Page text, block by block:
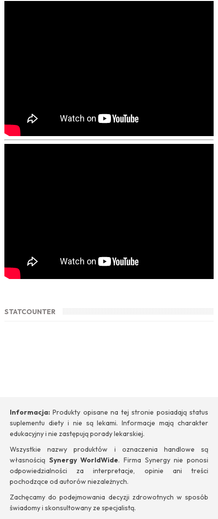
STATCOUNTER
Informacja: Produkty opisane na tej stronie posiadają status
suplementu diety i nie są lekami. Informacje mają charakter
edukacyjny i nie zastępują porady lekarskiej.
Wszystkie nazwy produktów i oznaczenia handlowe są
własnością Synergy WorldWide. Firma Synergy nie ponosi
odpowiedzialności za interpretacje, opinie ani treści
pochodzące od autorów niezależnych.
Zachęcamy do podejmowania decyzji zdrowotnych w sposób
świadomy i skonsultowany ze specjalistą.